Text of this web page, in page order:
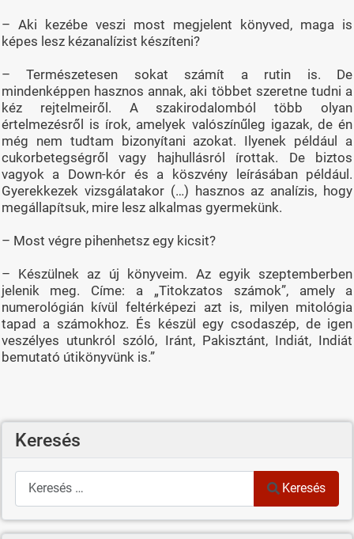
– Aki kezébe veszi most megjelent könyved, maga is
képes lesz kézanalízist készíteni?
– Természetesen sokat számít a rutin is. De
mindenképpen hasznos annak, aki többet szeretne tudni a
kéz rejtelmeiről. A szakirodalomból több olyan
értelmezésről is írok, amelyek valószínűleg igazak, de én
még nem tudtam bizonyítani azokat. Ilyenek például a
cukorbetegségről vagy hajhullásról írottak. De biztos
vagyok a Down-kór és a köszvény leírásában például.
Gyerekkezek vizsgálatakor (…) hasznos az analízis, hogy
megállapítsuk, mire lesz alkalmas gyermekünk.
– Most végre pihenhetsz egy kicsit?
– Készülnek az új könyveim. Az egyik szeptemberben
jelenik meg. Címe: a „Titokzatos számok”, amely a
numerológián kívül feltérképezi azt is, milyen mitológia
tapad a számokhoz. És készül egy csodaszép, de igen
veszélyes utunkról szóló, Iránt, Pakisztánt, Indiát, Indiát
bemutató útikönyvünk is.”
Keresés
Keresés
Keresés